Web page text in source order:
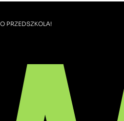
PRZEDSZKOLA!